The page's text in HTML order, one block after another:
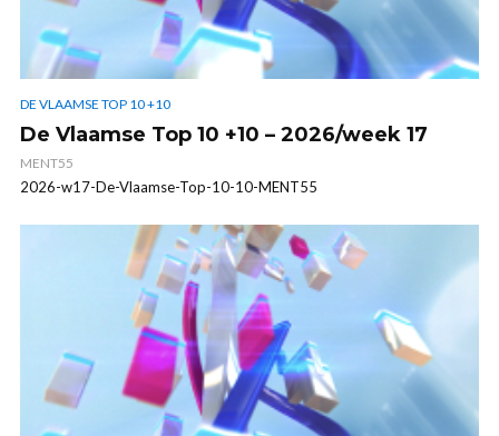
DE VLAAMSE TOP 10 +10
De Vlaamse Top 10 +10 – 2026/week 17
MENT55
2026-w17-De-Vlaamse-Top-10-10-MENT55